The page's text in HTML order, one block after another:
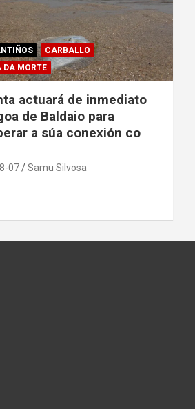
CARBALLO
DA MORTE
actuará de inmediato
de Baldaio para
a súa conexión co
07 Samu Silvosa